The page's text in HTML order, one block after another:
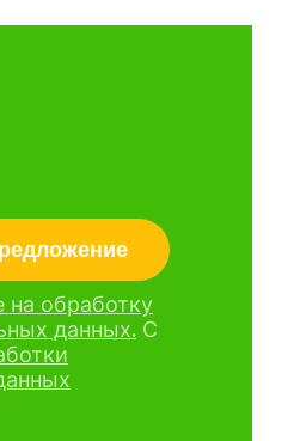
на обработку
данных. С